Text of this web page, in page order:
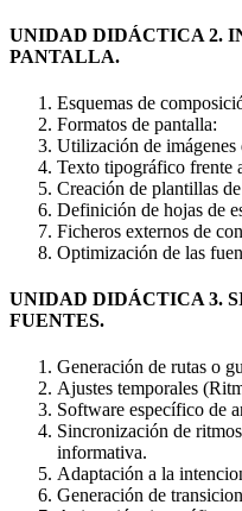
UNIDAD DIDÁCTICA 2.
PANTALLA.
Esquemas de
Formatos de pantalla:
Utilización de imágenes
Texto tipográfico frente
Creación de plantillas
Definición de hojas de
Ficheros externos de
Optimización de las
UNIDAD DIDÁCTICA 3.
FUENTES.
Generación de rutas o
Ajustes temporales
Software específico de
Sincronización de
informativa.
Adaptación a la
Generación de